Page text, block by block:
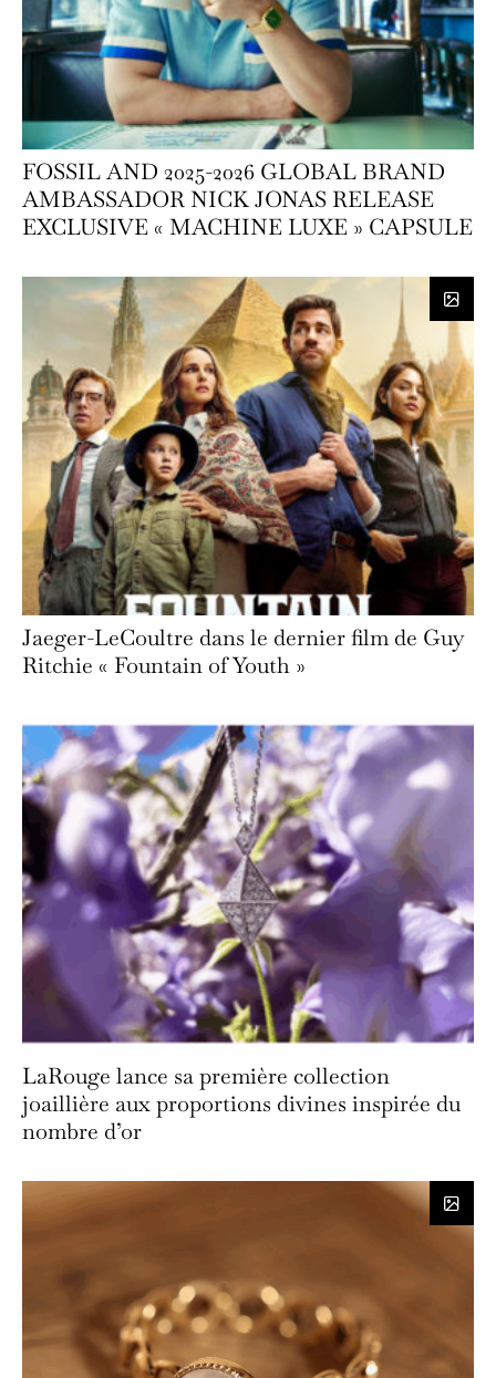
FOSSIL AND 2025-2026 GLOBAL BRAND
AMBASSADOR NICK JONAS RELEASE
EXCLUSIVE « MACHINE LUXE » CAPSULE
Jaeger-LeCoultre dans le dernier film de Guy
Ritchie « Fountain of Youth »
LaRouge lance sa première collection
joaillière aux proportions divines inspirée du
nombre d’or